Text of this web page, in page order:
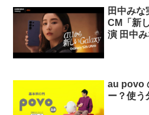
田中み
CM「新
演 田中
au povo
ー？使う